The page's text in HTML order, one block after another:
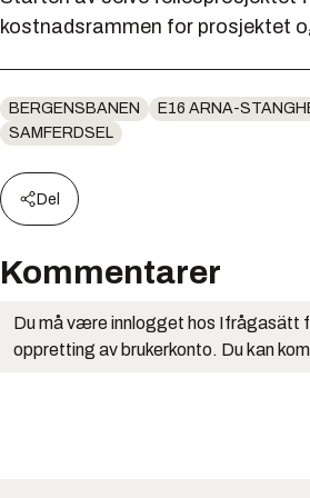
kostnadsrammen for prosjektet
BERGENSBANEN E16 ARNA-
SAMFERDSEL
Del
Kommentarer
Du må være innlogget hos Ifrågasätt
oppretting av brukerkonto. Du kan